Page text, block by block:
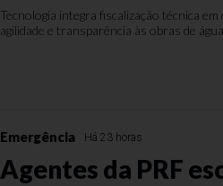
Tecnologia integra fiscalização técnica
agilidade e transparência às obras de
Emergência Há 23 horas
Agentes da PRF